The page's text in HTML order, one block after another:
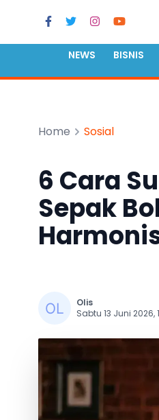
NEWS BISNIS
Home Sosial
6 Cara
Sepak
Olis
Sabtu 13 Juni 2026,